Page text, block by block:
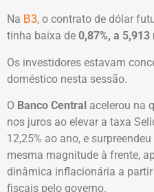
Na B3, o contrato de dólar
tinha baixa de 0,87%, a
Os investidores estavam
doméstico nesta sessão.
O Banco Central acelerou na
nos juros ao elevar a taxa
12,25% ao ano, e
mesma magnitude à frente,
dinâmica inflacionária a
fiscais pelo governo.